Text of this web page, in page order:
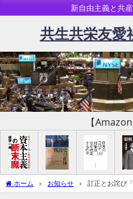
新自由主義と共
共生共栄友愛
【
ホーム お知らせ
訂正とお詫び
保険者には還元されない」